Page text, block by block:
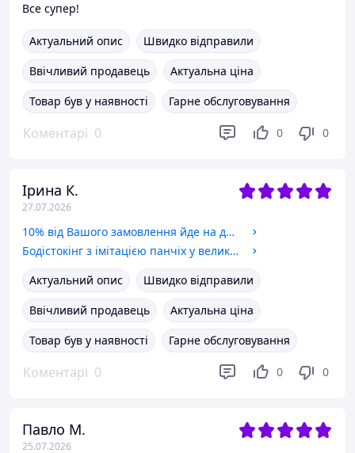
Все супер!
Актуальний опис
Швидко відправили
Ввічливий продавець
Актуальна ціна
Товар був у наявності
Гарне обслуговування
Коментарі 0 0 0
Ірина К.
27.07.2026
10% від Вашого замовлення йде на допомогу ЗСУ
Бодістокінг з імітацією панчіх у велику сітку та декором з бантів
Актуальний опис
Швидко відправили
Ввічливий продавець
Актуальна ціна
Товар був у наявності
Гарне обслуговування
Коментарі 0 0 0
Павло М.
25.07.2026